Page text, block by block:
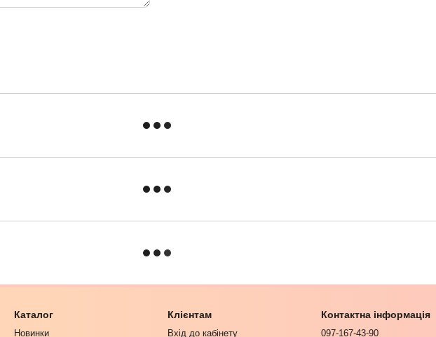
Каталог
Новинки
Клієнтам
Вхід до кабінету
Контактна інформація
097-167-43-90